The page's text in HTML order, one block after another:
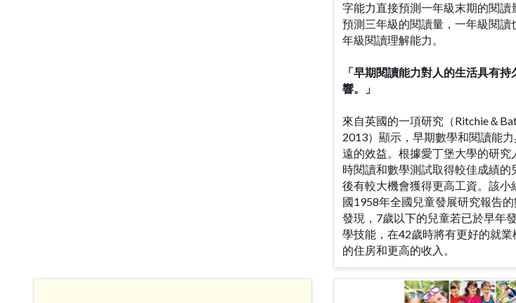
字能力直接預測一年級末期的閱讀
預測三年級的閱讀量，一年級閱讀
年級閱讀理解能力。
「早期閱讀能力對人的生活具有持
響。」
來自英國的一項研究（Ritchie＆
2013）顯示，早期數學和閱讀能
遠的效益。根據愛丁堡大學的研究
時閱讀和數學測試取得較佳成績的
後有較大機會獲得更高工資。該小
國1958年全國兒童發展研究報告
發現，7歲以下的兒童若已於早年
學技能，在42歲時將有更好的就業
的住房和更高的收入。